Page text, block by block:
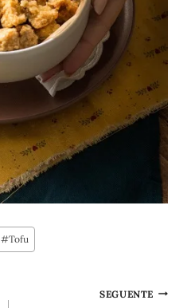
#Tofu
SEGUENTE